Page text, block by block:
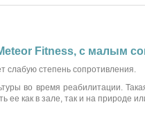
Fitness, с малым
слабую степень сопротивления.
во время реабилитации.
как в зале, так и на природе